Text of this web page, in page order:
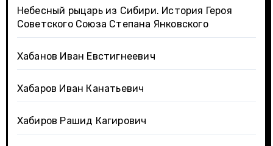
Небесный рыцарь из Сибири. История Героя
Советского Союза Степана Янковского
Хабанов Иван Евстигнеевич
Хабаров Иван Канатьевич
Хабиров Рашид Кагирович